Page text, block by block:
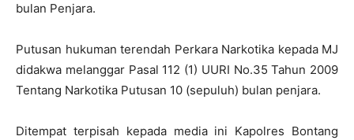
bulan Penjara.
Putusan hukuman terendah Perkara Narkotika kepada MJ
didakwa melanggar Pasal 112 (1) UURI No.35 Tahun 2009
Tentang Narkotika Putusan 10 (sepuluh) bulan penjara.
Ditempat terpisah kepada media ini Kapolres Bontang